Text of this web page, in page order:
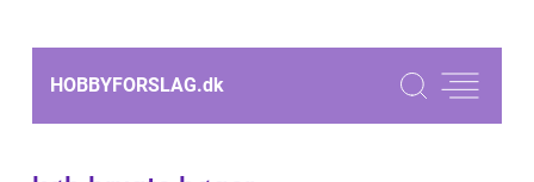
HOBBYFORSLAG.dk